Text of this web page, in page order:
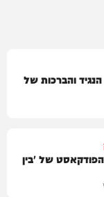
והברכות של
מבפנים: הפודקאסט של 'בין